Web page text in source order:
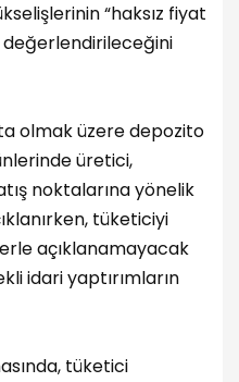
“haksız fiyat
değerlendirileceğini
olmak üzere depozito
üretici,
noktalarına yönelik
tüketiciyi
açıklanamayacak
idari yaptırımların
tüketici